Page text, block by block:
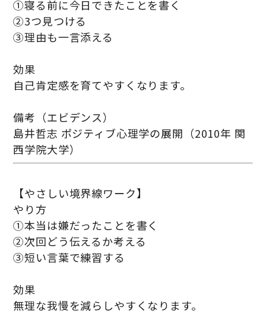
①寝る前に今日できたことを書く
②3つ見つける
③理由も一言添える
効果
自己肯定感を育てやすくなります。
備考（エビデンス）
島井哲志 ポジティブ心理学の展開（2010年 関
西学院大学）
【やさしい境界線ワーク】
やり方
①本当は嫌だったことを書く
②次回どう伝えるか考える
③短い言葉で練習する
効果
無理な我慢を減らしやすくなります。